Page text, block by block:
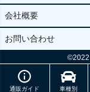
通販ガイド 車種別
会社概要
お問い合わせ
©2022